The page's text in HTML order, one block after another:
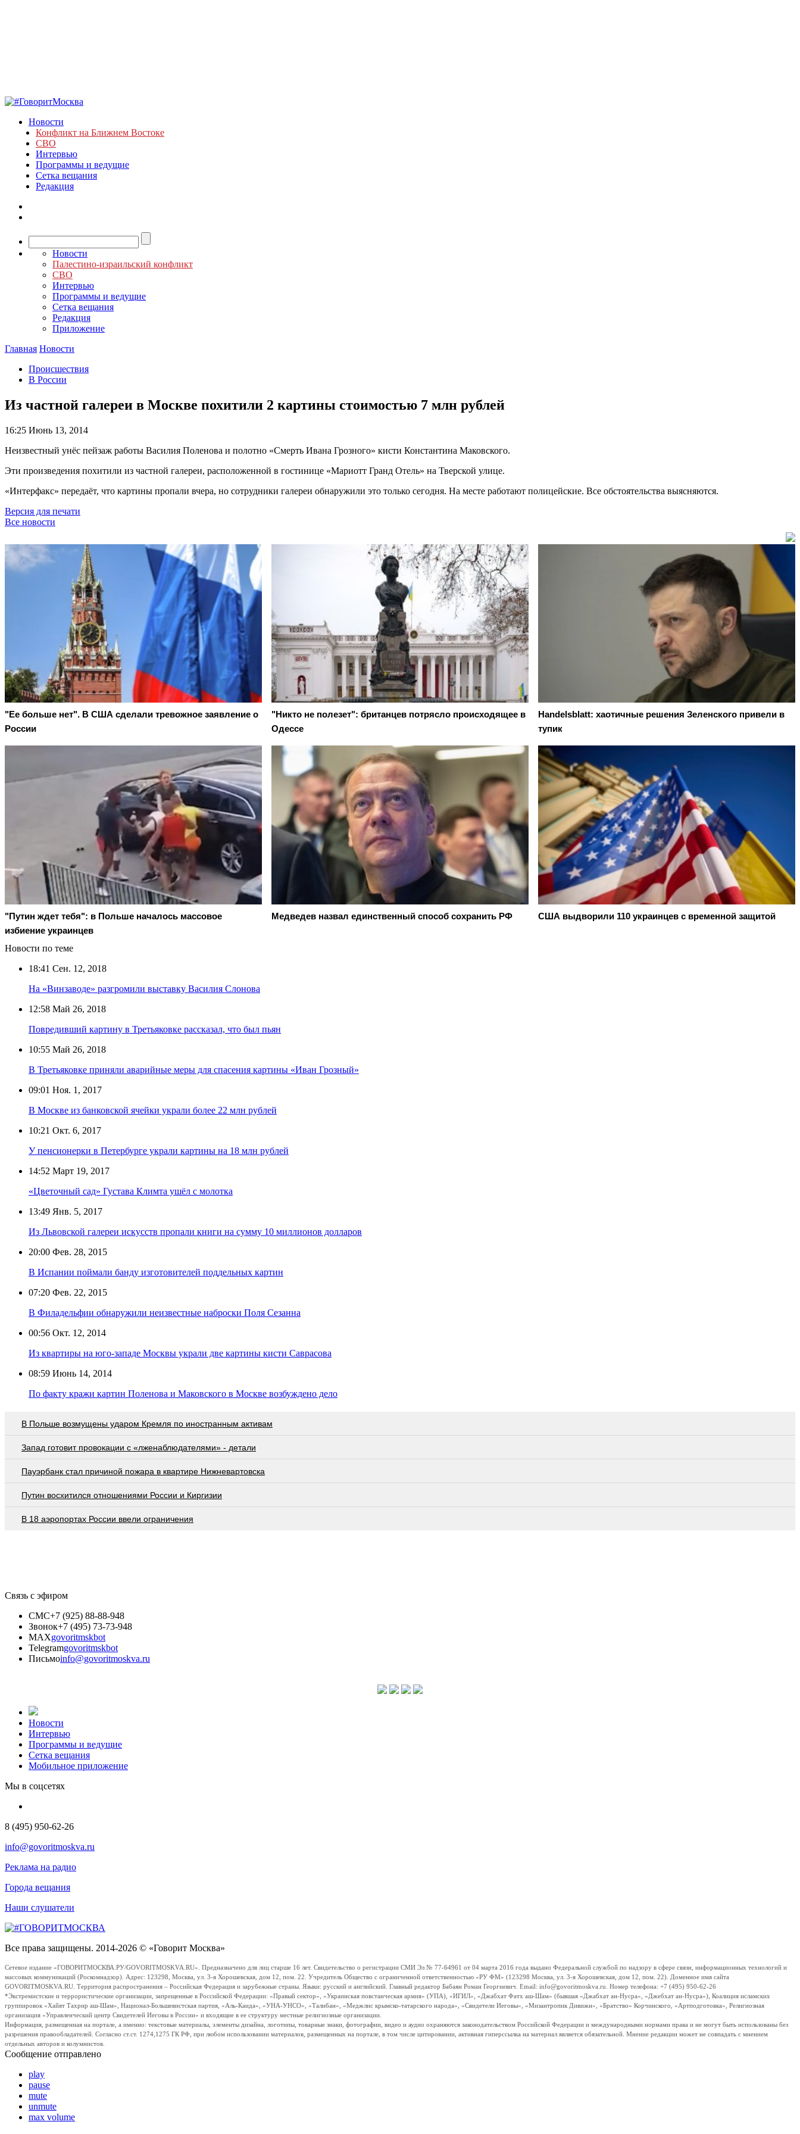
Новости
Конфликт на Ближнем Востоке
СВО
Интервью
Программы и ведущие
Сетка вещания
Редакция
Новости
Палестино-израильский конфликт
СВО
Интервью
Программы и ведущие
Сетка вещания
Редакция
Приложение
Главная Новости
Происшествия
В России
Из частной галереи в Москве похитили 2 картины стоимостью 7 млн рублей
16:25 Июнь 13, 2014
Неизвестный унёс пейзаж работы Василия Поленова и полотно «Смерть Ивана Грозного» кисти Константина Маковского.
Эти произведения похитили из частной галереи, расположенной в гостинице «Мариотт Гранд Отель» на Тверской улице.
«Интерфакс» передаёт, что картины пропали вчера, но сотрудники галереи обнаружили это только сегодня. На месте работают полицейские. Все обстоятельства выясняются.
Версия для печати
Все новости
"Ее больше нет". В США сделали тревожное заявление о
России
"Никто не полезет": британцев потрясло происходящее в
Одессе
Handelsblatt: хаотичные решения Зеленского привели в
тупик
"Путин ждет тебя": в Польше началось массовое
избиение украинцев
Медведев назвал единственный способ сохранить РФ США выдворили 110 украинцев с временной защитой
Новости по теме
18:41 Сен. 12, 2018
На «Винзаводе» разгромили выставку Василия Слонова
12:58 Май 26, 2018
Повредивший картину в Третьяковке рассказал, что был пьян
10:55 Май 26, 2018
В Третьяковке приняли аварийные меры для спасения картины «Иван Грозный»
09:01 Ноя. 1, 2017
В Москве из банковской ячейки украли более 22 млн рублей
10:21 Окт. 6, 2017
У пенсионерки в Петербурге украли картины на 18 млн рублей
14:52 Март 19, 2017
«Цветочный сад» Густава Климта ушёл с молотка
13:49 Янв. 5, 2017
Из Львовской галереи искусств пропали книги на сумму 10 миллионов долларов
20:00 Фев. 28, 2015
В Испании поймали банду изготовителей поддельных картин
07:20 Фев. 22, 2015
В Филадельфии обнаружили неизвестные наброски Поля Сезанна
00:56 Окт. 12, 2014
Из квартиры на юго-западе Москвы украли две картины кисти Саврасова
08:59 Июнь 14, 2014
По факту кражи картин Поленова и Маковского в Москве возбуждено дело
В Польше возмущены ударом Кремля по иностранным активам
Запад готовит провокации с «лженаблюдателями» - детали
Пауэрбанк стал причиной пожара в квартире Нижневартовска
Путин восхитился отношениями России и Киргизии
В 18 аэропортах России ввели ограничения
Связь с эфиром
СМС+7 (925) 88-88-948
Звонок+7 (495) 73-73-948
MAXgovoritmskbot
Telegramgovoritmskbot
Письмоinfo@govoritmoskva.ru
Новости
Интервью
Программы и ведущие
Сетка вещания
Мобильное приложение
Мы в соцсетях
8 (495) 950-62-26
info@govoritmoskva.ru
Реклама на радио
Города вещания
Наши слушатели
Все права защищены. 2014-2026 © «Говорит Москва»
Сетевое издание «ГОВОРИТМОСКВА.РУ/GOVORITMOSKVA.RU». Предназначено для лиц старше 16 лет. Свидетельство о регистрации СМИ Эл № 77-64961 от 04 марта 2016 года выдано Федеральной службой по надзору в сфере связи, информационных технологий и
массовых коммуникаций (Роскомнадзор). Адрес: 123298, Москва, ул. 3-я Хорошевская, дом 12, пом. 22. Учредитель Общество с ограниченной ответственностью «РУ ФМ» (123298 Москва, ул. 3-я Хорошевская, дом 12, пом. 22). Доменное имя сайта
GOVORITMOSKVA.RU. Территория распространения – Российская Федерация и зарубежные страны. Языки: русский и английский. Главный редактор Бабаян Роман Георгиевич. Email: info@govoritmoskva.ru. Номер телефона: +7 (495) 950-62-26
*Экстремистские и террористические организации, запрещенные в Российской Федерации: «Правый сектор», «Украинская повстанческая армия» (УПА), «ИГИЛ», «Джабхат Фатх аш-Шам» (бывшая «Джабхат ан-Нусра», «Джебхат ан-Нусра»), Коалиция исламских
группировок «Хайят Тахрир аш-Шам», Национал-Большевистская партия, «Аль-Каида», «УНА-УНСО», «Талибан», «Меджлис крымско-татарского народа», «Свидетели Иеговы», «Мизантропик Дивижн», «Братство» Корчинского, «Артподготовка», Религиозная
организация «Управленческий центр Свидетелей Иеговы в России» и входящие в ее структуру местные религиозные организации.
Информация, размещенная на портале, а именно: текстовые материалы, элементы дизайна, логотипы, товарные знаки, фотографии, видео и аудио охраняются законодательством Российской Федерации и международными нормами права и не могут быть использованы без
разрешения правообладателей. Согласно ст.ст. 1274,1275 ГК РФ, при любом использовании материалов, размещенных на портале, в том числе цитировании, активная гиперссылка на материал является обязательной. Мнение редакции может не совпадать с мнением
отдельных авторов и колумнистов.
Сообщение отправлено
play
pause
mute
unmute
max volume